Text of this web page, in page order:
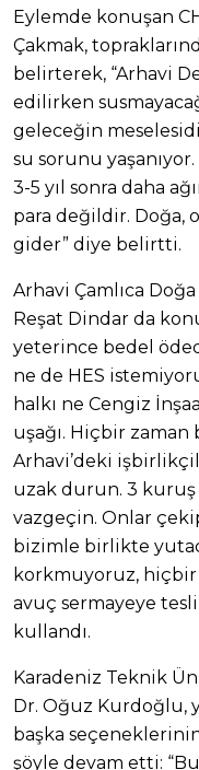
Eylemde konuşan
Çakmak,
belirterek, “Arhavi
edilirken
geleceğin
su sorunu
3-5 yıl sonra daha
para değildir. Doğa,
gider” diye belirtti.
Arhavi Çamlıca
Reşat Dindar da
yeterince bedel
ne de HES
halkı ne Cengiz
uşağı. Hiçbir
Arhavi’deki
uzak durun. 3
vazgeçin. Onlar
bizimle birlikte
korkmuyoruz, hiçbir
avuç sermayeye
kullandı.
Karadeniz Teknik
Dr. Oğuz Kurdoğlu,
başka
şöyle devam etti: